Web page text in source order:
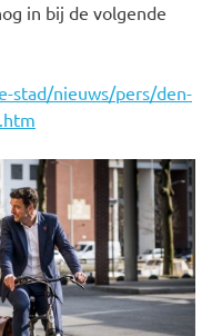
in bij de volgende
stad/nieuws/pers/den-